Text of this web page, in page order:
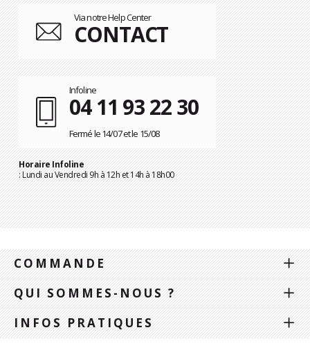
Via notre Help Center
CONTACT
Infoline
04 11 93 22 30
Fermé le 14/07 et le 15/08
Horaire Infoline
: Lundi au Vendredi 9h à 12h et 14h à 18h00
COMMANDE
QUI SOMMES-NOUS ?
INFOS PRATIQUES